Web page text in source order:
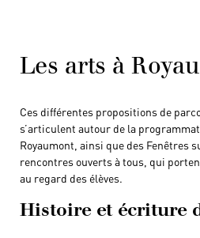
Les arts à
Ces différentes propositions de
s’articulent autour de la
Royaumont, ainsi que des Fenêtres
rencontres ouverts à tous, qui
au regard des élèves.
Histoire et écriture